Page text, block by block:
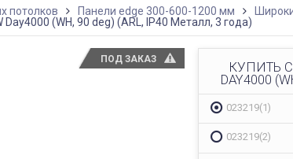
потолков Панели edge 300-600-1200 мм
(WH, 90 deg) (ARL, IP40 Металл, 3 года)
ПОД ЗАКАЗ
КУПИТЬ
DAY4000
023219(1)
023219(2)